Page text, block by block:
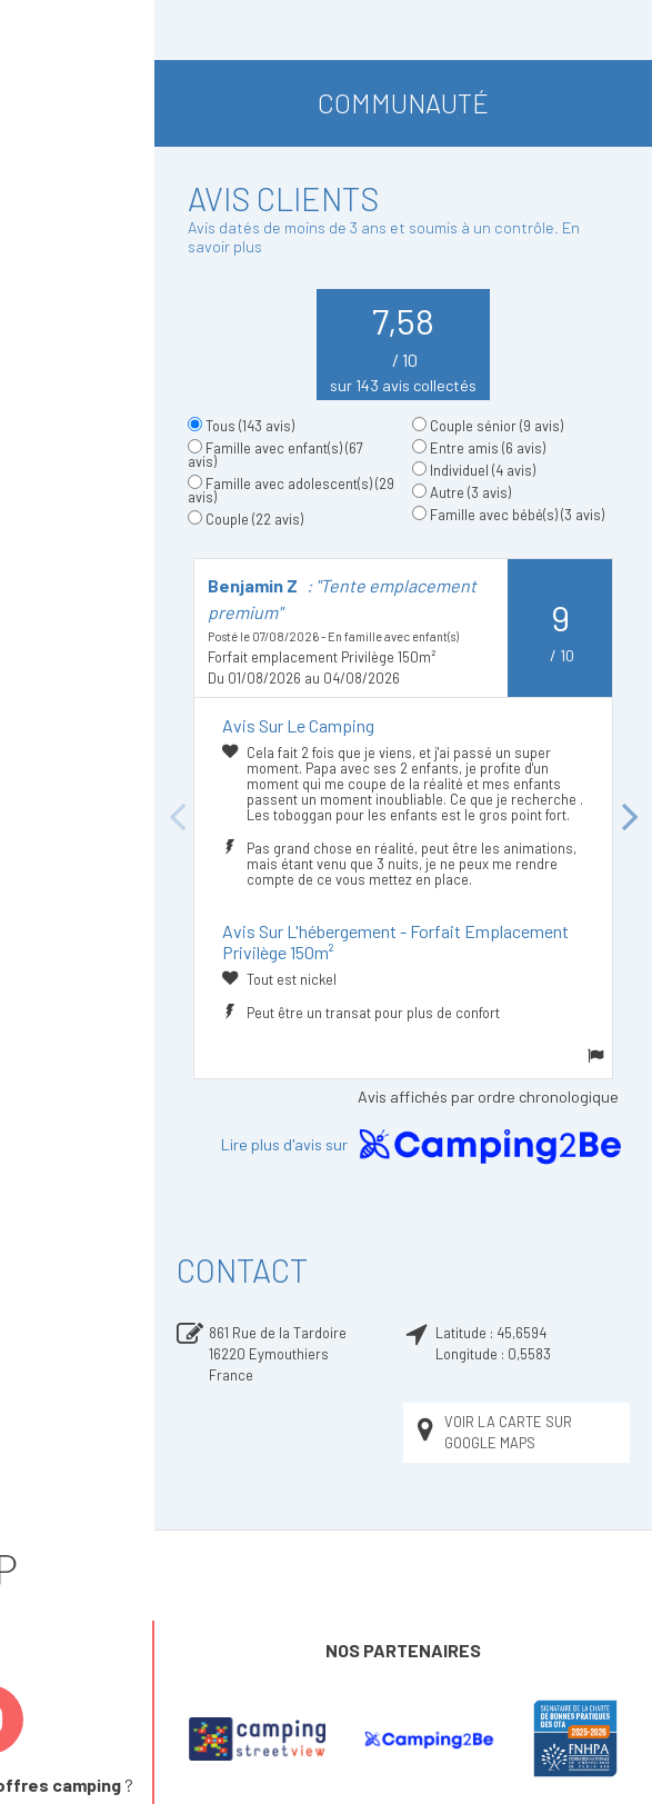
COMMUNAUTÉ
AVIS CLIENTS
Avis datés de moins de 3 ans et soumis à un contrôle. En
savoir plus
7,58
/ 10
sur 143 avis collectés
Tous (143 avis)
Famille avec enfant(s)(67
avis)
Famille avec adolescent(s)(29
avis)
Couple (22 avis)
Couple sénior(9 avis)
Entre amis (6 avis)
Individuel (4 avis)
Autre (3 avis)
Famille avec bébé(s)(3 avis)
Previous
Benjamin Z : "Tente emplacement
premium"
Posté le 07/08/2026 - En famille avec enfant(s)
Forfait emplacement Privilège 150m²
Du 01/08/2026 au 04/08/2026
9
/ 10
Avis Sur Le Camping
Cela fait 2 fois que je viens, et j'ai passé un super
moment. Papa avec ses 2 enfants, je profite d'un
moment qui me coupe de la réalité et mes enfants
passent un moment inoubliable. Ce que je recherche .
Les toboggan pour les enfants est le gros point fort.
Pas grand chose en réalité, peut être les animations,
mais étant venu que 3 nuits, je ne peux me rendre
compte de ce vous mettez en place.
Avis Sur L'hébergement - Forfait Emplacement
Privilège 150m²
Tout est nickel
Peut être un transat pour plus de confort
Next
Avis affichés par ordre chronologique
Lire plus d'avis sur
CONTACT
861 Rue de la Tardoire
16220 Eymouthiers
France
Latitude : 45,6594
Longitude : 0,5583
VOIR LA CARTE SUR
GOOGLE MAPS
camping ?
NOS PARTENAIRES